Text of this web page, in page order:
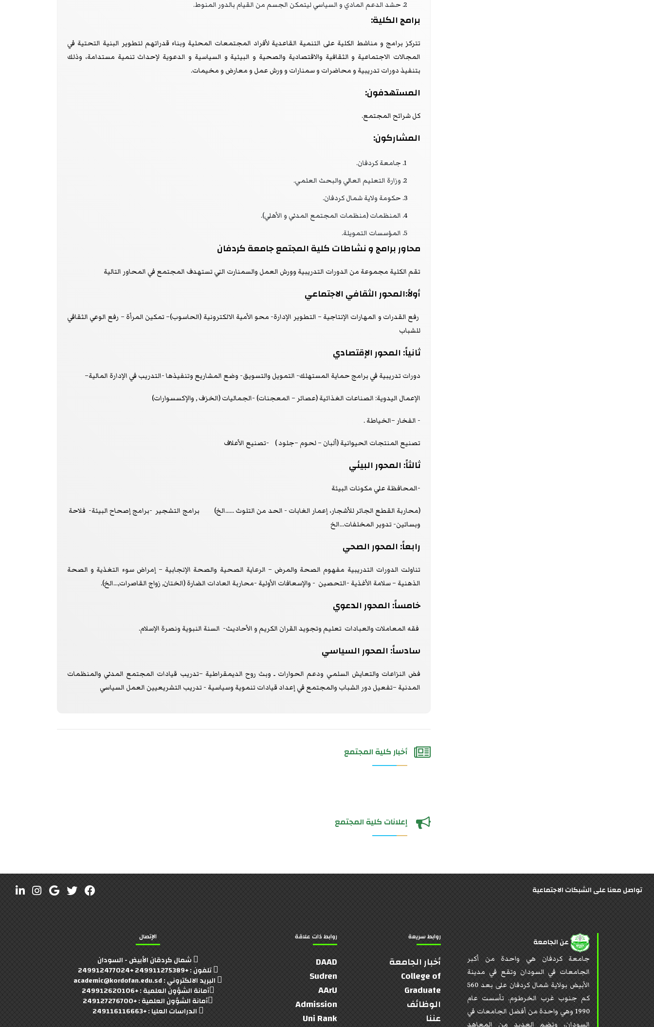
حشد الدعم المادي و السياسي ليتمكن الجسم من القيام بالدور المنوط.
برامج الكلية:
تتركز برامج و مناشط الكلية على التنمية القاعدية لأفراد المجتمعات المحلية وبناء قدراتهم لتطوير البنية التحتية في
المجالات الاجتماعية و الثقافية والاقتصادية والصحية و البيئية و السياسية و الدعوية لإحداث تنمية مستدامة، وذلك
بتنفيذ دورات تدريبية و محاضرات و سمنارات و ورش عمل و معارض و مخيمات.
المستهدفون:
كل شرائح المجتمع.
المشاركون:
جامعة كردفان.
وزارة التعليم العالي والبحث العلمي.
حكومة ولاية شمال كردفان.
المنظمات (منظمات المجتمع المدني و الأهلي).
المؤسسات التمويلة.
محاور برامج و نشاطات كلية المجتمع جامعة كردفان
تقم الكلية مجموعة من الدورات التدريبية وورش العمل والسمنارت التي تستهدف المجتمع في المحاور التالية
أولاً:المحور الثقافي الاجتماعي
رفع القدرات و المهارات الإنتاجية – التطوير الإدارة- محو الأمية الالكترونية (الحاسوب)– تمكين المرأة – رفع الوعي الثقافي
للشباب
ثانياً: المحور الإقتصادي
دورات تدريبية في برامج حماية المستهلك- التمويل والتسويق- وضع المشاريع وتنفيذها -التدريب في الإدارة المالية–
الإعمال اليدوية: الصناعات الغذائية (عصائر – المعجنات) -الجماليات (الخزف , والإكسسوارات)
- الفخار –الخياطة .
تصنيع المنتجات الحيوانية (ألبان – لحوم –جلود ) -تصنيع الأعلاف
ثالثاً: المحور البيئي
-المحافظة علي مكونات البيئة
(محاربة القطع الجائر للأشجار، إعمار الغابات - الحد من التلوث ......الخ) برامج التشجير -برامج إصحاح البيئة- فلاحة
وبساتين- تدوير المخلفات...الخ
رابعاً: المحور الصحي
تناولت الدورات التدريبية مفهوم الصحة والمرض – الرعاية الصحية والصحة الإنجابية – إمراض سوء التغذية و الصحة
الذهنية – سلامة الأغذية -التحصين - والإسعافات الأولية -محاربة العادات الضارة (الختان, زواج القاصرات,...الخ).
خامساً: المحور الدعوي
فقه المعاملات والعبادات تعليم وتجويد القران الكريم و الأحاديث- السنة النبوية ونصرة الإسلام.
سادساً: المحور السياسي
فض النزاعات والتعايش السلمي ودعم الحوارات ـ وبث روح الديمقراطية –تدريب قيادات المجتمع المدني والمنظمات
المدنية –تفعيل دور الشباب والمجتمع في إعداد قيادات تنموية وسياسية - تدريب التشريعيين العمل السياسي
أخبار كلية المجتمع
إعلانات كلية المجتمع
تواصل معنا على الشبكات الاجتماعية
عن الجامعة
جامعة كردفان هي واحدة من أكبر
الجامعات في السودان وتقع في مدينة
الأبيض بولاية شمال كردفان على بعد 560
كم جنوب غرب الخرطوم. تأسست عام
1990 وهي واحدة من أفضل الجامعات في
السودان، وتضم العديد من المعاهد
روابط سريعة
أخبار الجامعة
College of
Graduate
الوظائف
عننا
روابط ذات علاقة
DAAD
Sudren
AArU
Admission
Uni Rank
الإتصال
شمال كردقان الأبيض - السودان
تلفون : +249911275389 +249912477024
البريد الالكتروني : academic@kordofan.edu.sd
أمانة الشؤون العلمية : +249912620106
أمانة الشؤون العلمية : +249127276700
الدراسات العليا : +249116116663